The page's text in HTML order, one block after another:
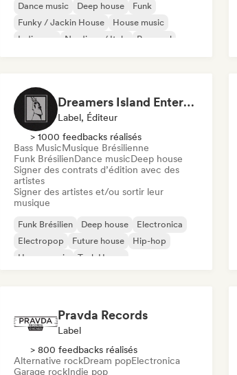
Dance music Deep house
Funk
Funky / Jackin House
House music
Indie pop
Nu-disco / Italo Pop soul
Dreamers Island Entertainment
Label, Éditeur
> 1000 feedbacks réalisés
Bass MusicMusique Brésilienne
Funk BrésilienDance musicDeep house
Signer des contrats d’édition avec des
artistes
Signer des artistes et/ou sortir leur
musique
Funk Brésilien Deep house
Electronica
Electropop
Future house
Hip-hop
House music
Tech House
Pravda Records
Label
> 800 feedbacks réalisés
Alternative rockDream popElectronica
Garage rockIndie pop